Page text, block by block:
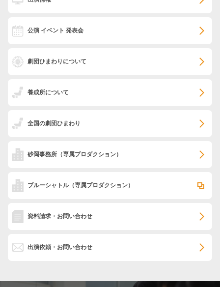
公演 イベント 発表会
劇団ひまわりについて
養成所について
全国の劇団ひまわり
砂岡事務所 （専属プロダクション）
ブルーシャトル（専属プロダクション）
資料請求・お問い合わせ
出演依頼・お問い合わせ